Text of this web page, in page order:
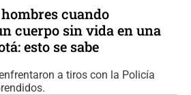
cuando
cuerpo sin vida en una
esto se sabe
a tiros con la Policía